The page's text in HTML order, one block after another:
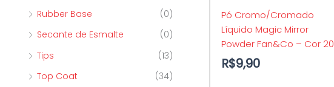
Rubber Base
(0)
Secante de Esmalte
(0)
Tips
(13)
Top Coat
(34)
Pó Cromo/Cromado
Líquido Magic Mirror
Powder Fan&Co – Cor 20
R$9,90